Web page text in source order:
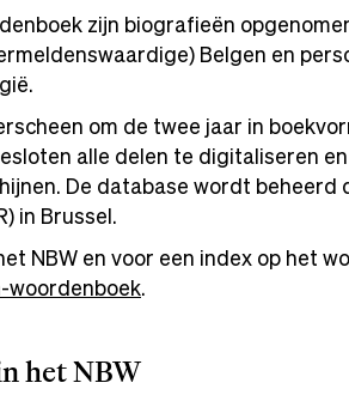
zijn biografieën
Belgen en
om de twee jaar in
alle delen te digitaliseren
De database wordt
in Brussel.
NBW en voor een index op het
.
het NBW